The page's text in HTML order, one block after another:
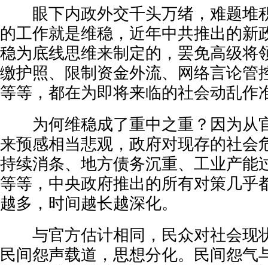
眼下内政外交千头万绪，难题堆
的工作就是维稳，近年中共推出的新
稳为底线思维来制定的，罢免高级将
缴护照、限制资金外流、网络言论管
等等，都在为即将来临的社会动乱作
为何维稳成了重中之重？因为从
来预感相当悲观，政府对现存的社会
持续消条、地方债务沉重、工业产能
等等，中央政府推出的所有对策几乎
越多，时间越长越深化。
与官方估计相同，民众对社会现
民间怨声载道，思想分化。民间怨气